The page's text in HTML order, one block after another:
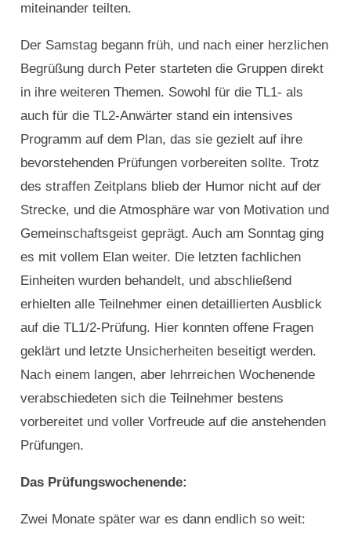
miteinander teilten.
Der Samstag begann früh, und nach einer herzlichen
Begrüßung durch Peter starteten die Gruppen direkt
in ihre weiteren Themen. Sowohl für die TL1- als
auch für die TL2-Anwärter stand ein intensives
Programm auf dem Plan, das sie gezielt auf ihre
bevorstehenden Prüfungen vorbereiten sollte. Trotz
des straffen Zeitplans blieb der Humor nicht auf der
Strecke, und die Atmosphäre war von Motivation und
Gemeinschaftsgeist geprägt. Auch am Sonntag ging
es mit vollem Elan weiter. Die letzten fachlichen
Einheiten wurden behandelt, und abschließend
erhielten alle Teilnehmer einen detaillierten Ausblick
auf die TL1/2-Prüfung. Hier konnten offene Fragen
geklärt und letzte Unsicherheiten beseitigt werden.
Nach einem langen, aber lehrreichen Wochenende
verabschiedeten sich die Teilnehmer bestens
vorbereitet und voller Vorfreude auf die anstehenden
Prüfungen.
Das Prüfungswochenende:
Zwei Monate später war es dann endlich so weit: